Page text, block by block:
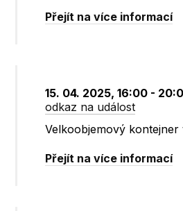
Přejít na více informací
15. 04. 2025, 16:00 -
odkaz na událost
Velkoobjemový kontejner
Přejít na více informací